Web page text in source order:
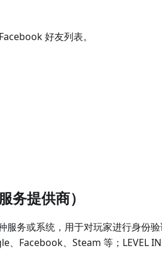
好友列表。
提供商）
务或系统，用于对玩家进行身份
Facebook、Steam 等；LEVEL